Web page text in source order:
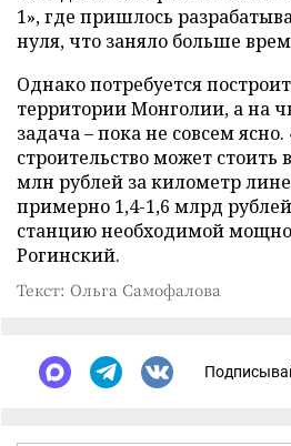
1», где пришлось
нуля, что заняло больше
Однако потребуется
территории Монголии, а на
задача – пока не совсем ясно.
строительство может стоить
млн рублей за километр
примерно 1,4-1,6 млрд
станцию необходимой
Рогинский.
Текст: Ольга Самофалова